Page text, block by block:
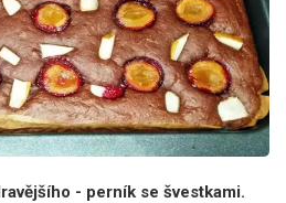
- perník se švestkami.